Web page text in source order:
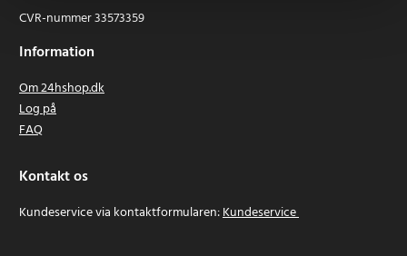
CVR-nummer 33573359
Information
Om 24hshop.dk
Log på
FAQ
Kontakt os
Kundeservice via kontaktformularen:Kundeservice